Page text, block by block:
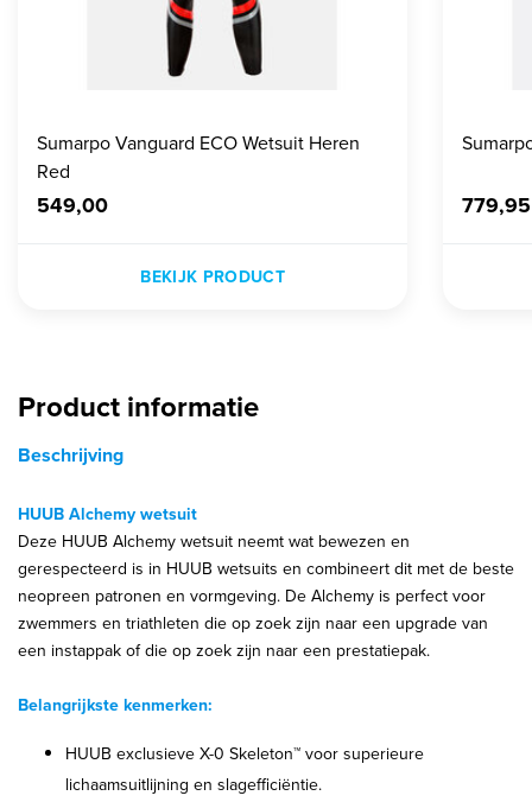
Sumarpo Vanguard ECO Wetsuit Heren
Red
549,00
BEKIJK PRODUCT
779,95
Product informatie
Beschrijving
HUUB Alchemy wetsuit
Deze HUUB Alchemy wetsuit neemt wat bewezen en
gerespecteerd is in HUUB wetsuits en combineert dit met de beste
neopreen patronen en vormgeving. De Alchemy is perfect voor
zwemmers en triathleten die op zoek zijn naar een upgrade van
een instappak of die op zoek zijn naar een prestatiepak.
Belangrijkste kenmerken:
HUUB exclusieve X-0 Skeleton™ voor superieure
lichaamsuitlijning en slagefficiëntie.